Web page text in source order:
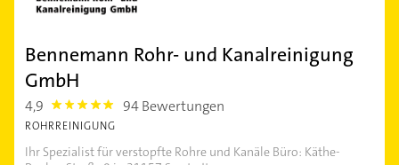
Bennemann Rohr- und Kanalreinigung
GmbH
4,9 4.9 94 Bewertungen
ROHRREINIGUNG
Ihr Spezialist für verstopfte Rohre und Kanäle Büro: Käthe-